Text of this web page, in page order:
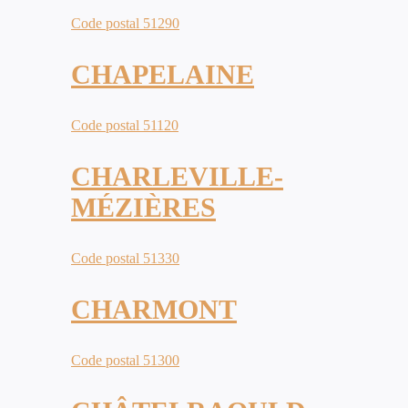
Code postal 51290
CHAPELAINE
Code postal 51120
CHARLEVILLE-
MÉZIÈRES
Code postal 51330
CHARMONT
Code postal 51300